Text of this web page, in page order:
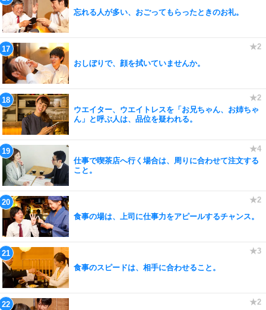
忘れる人が多い、おごってもらったときのお礼。
おしぼりで、顔を拭いていませんか。
ウエイター、ウエイトレスを「お兄ちゃん、お姉ちゃ
ん」と呼ぶ人は、品位を疑われる。
仕事で喫茶店へ行く場合は、周りに合わせて注文する
こと。
食事の場は、上司に仕事力をアピールするチャンス。
食事のスピードは、相手に合わせること。